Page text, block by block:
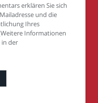
erklären Sie sich
und die
Ihres
Informationen
in der